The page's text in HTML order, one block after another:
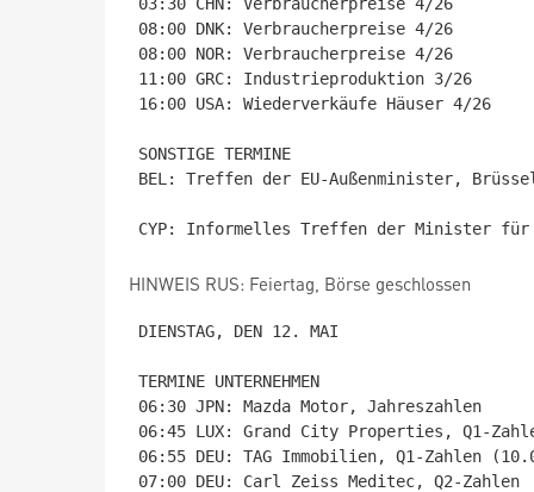
08:00 DNK: Verbraucherpreise 4/26
08:00 NOR: Verbraucherpreise 4/26
11:00 GRC: Industrieproduktion 3/26
16:00 USA: Wiederverkäufe Häuser 4/26
SONSTIGE TERMINE
BEL: Treffen der EU-Außenminister,
HINWEIS RUS: Feiertag, Börse geschlossen
DIENSTAG, DEN 12. MAI
TERMINE UNTERNEHMEN
06:30 JPN: Mazda Motor, Jahreszahlen
06:45 LUX: Grand City Properties, Q1-
06:55 DEU: TAG Immobilien, Q1-Zahlen
07:00 DEU: Carl Zeiss Meditec, Q2-Zahlen